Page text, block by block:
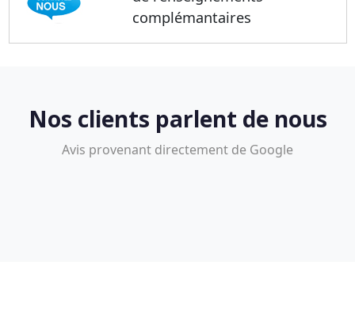
complémantaires
Nos clients parlent de nous
Avis provenant directement de Google